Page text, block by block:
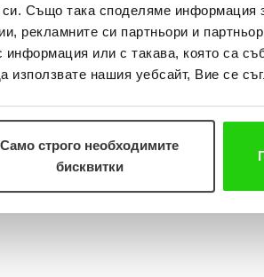
Също така споделяме информация
рекламните си партньори и
информация или с такава, която са
използвате нашия уебсайт, Вие се
Само строго необходимите
бисквитки
Най-добрите в леката
комплекс „Албена”
подкрепено от именити
в дисциплната 100 м. и
шампион по вдигане на
ще бъдат открити от